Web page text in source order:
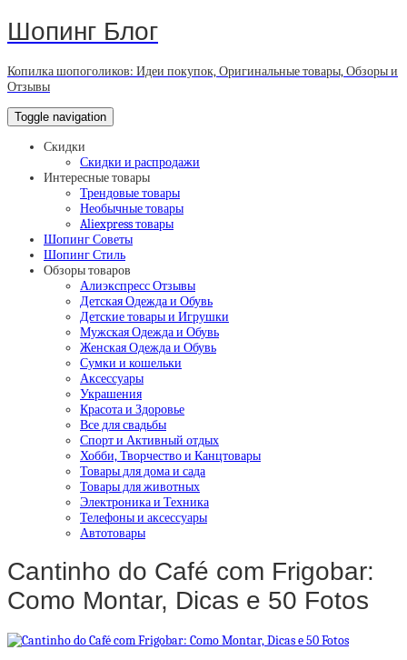
Шопинг Блог
Копилка шопоголиков: Идеи покупок, Оригинальные товары, Обзоры и
Отзывы
Toggle navigation
Скидки
Скидки и распродажи
Интересные товары
Трендовые товары
Необычные товары
Aliexpress товары
Шопинг Советы
Шопинг Стиль
Обзоры товаров
Алиэкспресс Отзывы
Детская Одежда и Обувь
Детские товары и Игрушки
Мужская Одежда и Обувь
Женская Одежда и Обувь
Сумки и кошельки
Аксессуары
Украшения
Красота и Здоровье
Все для свадьбы
Спорт и Активный отдых
Хобби, Творчество и Канцтовары
Товары для дома и сада
Товары для животных
Электроника и Техника
Телефоны и аксессуары
Автотовары
Cantinho do Café com Frigobar:
Como Montar, Dicas e 50 Fotos